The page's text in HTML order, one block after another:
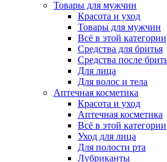
Товары для мужчин
Красота и уход
Товары для мужчин
Всё в этой категории
Средства для бритья
Средства после
Для лица
Для волос и тела
Аптечная косметика
Красота и уход
Аптечная косметика
Всё в этой категории
Уход для лица
Для полости рта
Лубриканты